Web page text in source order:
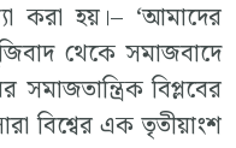
করা হয়।– ‘আমাদের
থেকে সমাজবাদে
বিপ্লবের
বিশ্বের এক তৃতীয়াংশ